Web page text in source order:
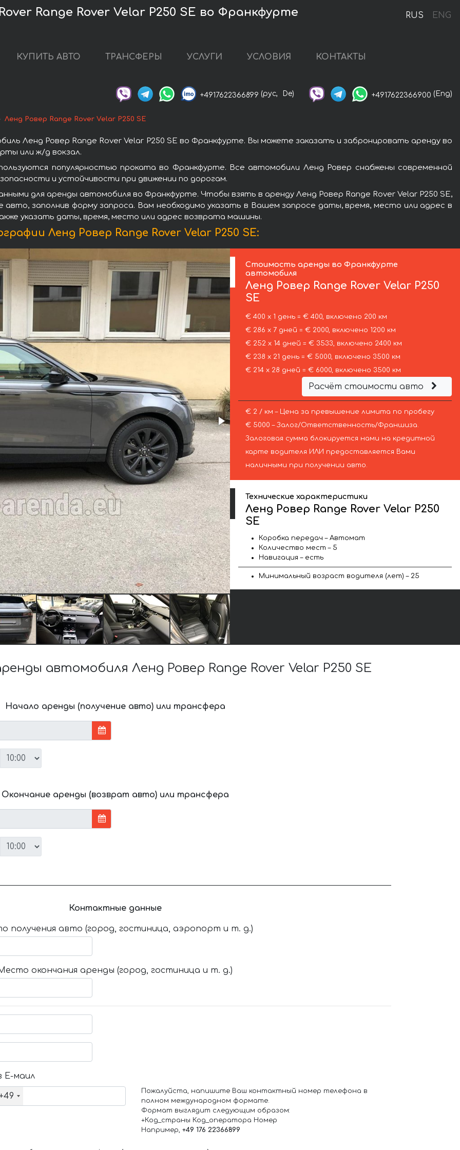
RUS ENG
Range Rover Velar P250 SE во Франкфурте
КУПИТЬ АВТО ТРАНСФЕРЫ УСЛУГИ УСЛОВИЯ КОНТАКТЫ
+4917622366899 (рус, De) +4917622366900 (Eng)
Ленд Ровер Range Rover Velar P250 SE
Ленд Ровер Range Rover Velar P250 SE во Франкфурте. Вы можете заказать и забронировать аренду во
или ж/д вокзал.
популярностью проката во Франкфурте. Все автомобили Ленд Ровер снабжены современной
и устойчивости при движении по дорогам.
для аренды автомобиля во Франкфурте. Чтобы взять в аренду Ленд Ровер Range Rover Velar P250 SE,
заполнив форму запроса. Вам необходимо указать в Вашем запросе даты, время, место или адрес в
указать даты, время, место или адрес возврата машины.
Ленд Ровер Range Rover Velar P250 SE:
Стоимость аренды во Франкфурте
автомобиля
Ленд Ровер Range Rover Velar P250
SE
€ 400 х 1 день = € 400, включено 200 км
€ 286 х 7 дней = € 2000, включено 1200 км
€ 252 х 14 дней = € 3533, включено 2400 км
€ 238 х 21 день = € 5000, включено 3500 км
€ 214 х 28 дней = € 6000, включено 3500 км
Расчёт стоимости авто
€ 2 / км – Цена за превышение лимита по пробегу
€ 5000 – Залог/Ответственность/Франшиза.
Залоговая сумма блокируется нами на кредитной
карте водителя ИЛИ предоставляется Вами
наличными при получении авто.
Технические характеристики
Ленд Ровер Range Rover Velar P250
SE
Коробка передач – Автомат
Количество мест – 5
Навигация – есть
Минимальный возраст водителя (лет) – 25
автомобиля Ленд Ровер Range Rover Velar P250 SE
Начало аренды (получение авто) или трансфера
Окончание аренды (возврат авто) или трансфера
Контактные данные
получения авто (город, гостиница, аэропорт и т. д.)
окончания аренды (город, гостиница и т. д.)
Е-маил
Пожалуйста, напишите Ваш контактный номер телефона в
полном международном формате.
Формат выглядит следующим образом:
+Код_страны Код_оператора Номер
Например, +49 176 22366899